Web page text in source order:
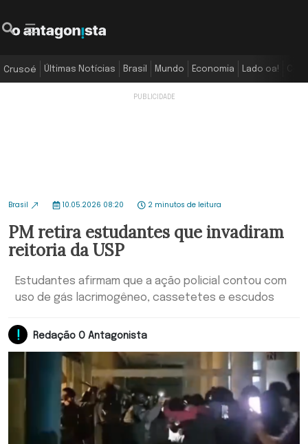
Crusoé Últimas Notícias Brasil Mundo Economia Lado oa!
Brasil 10.05.2026 08:20 2 minutos de leitura
PM retira estudantes que invadiram
reitoria da USP
Estudantes afirmam que a ação policial contou com
uso de gás lacrimogêneo, cassetetes e escudos
Redação O Antagonista